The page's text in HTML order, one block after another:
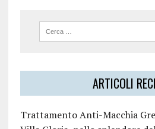
ARTICOLI
Trattamento Anti-Macchia